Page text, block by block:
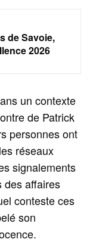
de Savoie,
2026
un contexte
de Patrick
personnes ont
réseaux
signalements
des affaires
conteste ces
son